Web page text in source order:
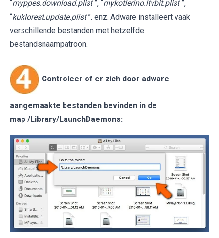
“myppes.download.plist ”, “mykotlerino.ltvbit.plist ”,
“kuklorest.update.plist ”, enz. Adware installeert vaak
verschillende bestanden met hetzelfde
bestandsnaampatroon.
Controleer of er zich door adware
aangemaakte bestanden bevinden in de
map /Library/LaunchDaemons: